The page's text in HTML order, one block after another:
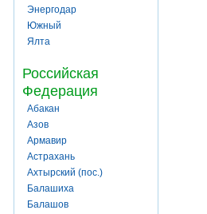
Энергодар
Южный
Ялта
Российская
Федерация
Абакан
Азов
Армавир
Астрахань
Ахтырский (пос.)
Балашиха
Балашов